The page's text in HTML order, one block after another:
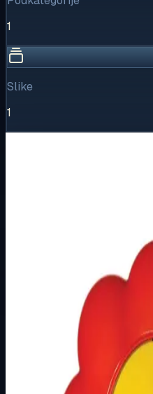
1
Slike
1
Osnovne
Metalka Majur
PODŽBUKNI
Način prikaza